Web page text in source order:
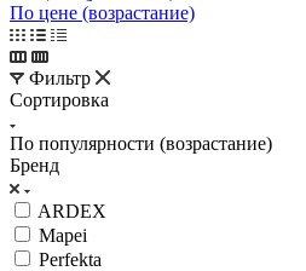
По цене (возрастание)
Фильтр
Сортировка
По популярности (возрастание)
Бренд
ARDEX
Mapei
Perfekta